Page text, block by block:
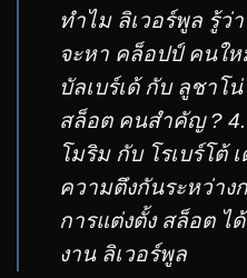
ทำไม ลิเวอร์พูล รู้ว่
จะหา คล็อปป์ คนให
บัลเบร์เด้ กับ ลูชาโ
สล็อต คนสำคัญ ? 4.
โมริม กับ โรเบร์โต้
ความตึงกันระหว่าง
การแต่งตั้ง สล็อต ไ
งาน ลิเวอร์พูล